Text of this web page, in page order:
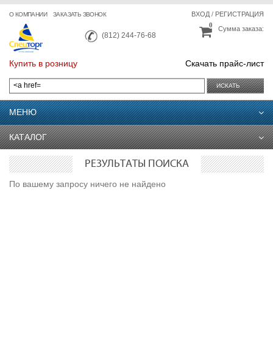
О КОМПАНИИ ЗАКАЗАТЬ ЗВОНОК
(812) 244-76-68
ВХОД/ РЕГИСТРАЦИЯ
Сумма заказа:
0
Купить в розницу Скачать прайс-лист
ИСКАТЬ
МЕНЮ
КАТАЛОГ
РЕЗУЛЬТАТЫ ПОИСКА
По вашему запросу ничего не найдено